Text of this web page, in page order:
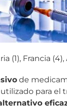
(1), Francia
de
utilizado para